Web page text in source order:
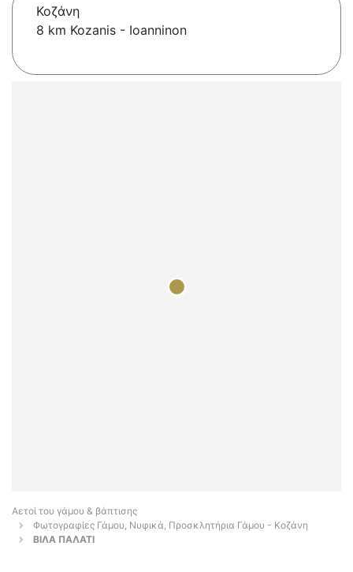
Κοζάνη
8 km Kozanis - Ioanninon
Αετοί του γάμου & βάπτισης
Φωτογραφίες Γάμου, Νυφικά, Προσκλητήρια Γάμου - Κοζάνη
ΒΙΛΑ ΠΑΛΑΤΙ